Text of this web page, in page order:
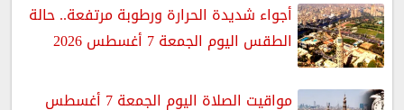
أجواء شديدة الحرارة ورطوبة مرتفعة.. حالة
الطقس اليوم الجمعة 7 أغسطس 2026
مواقيت الصلاة اليوم الجمعة 7 أغسطس